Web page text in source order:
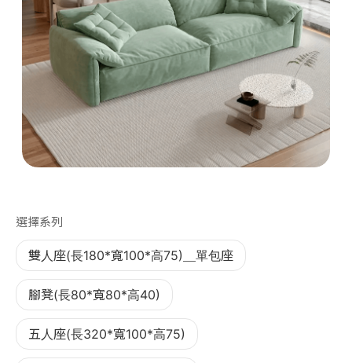
選擇系列
雙人座(長180*寬100*高75)＿單包座
腳凳(長80*寬80*高40)
五人座(長320*寬100*高75)